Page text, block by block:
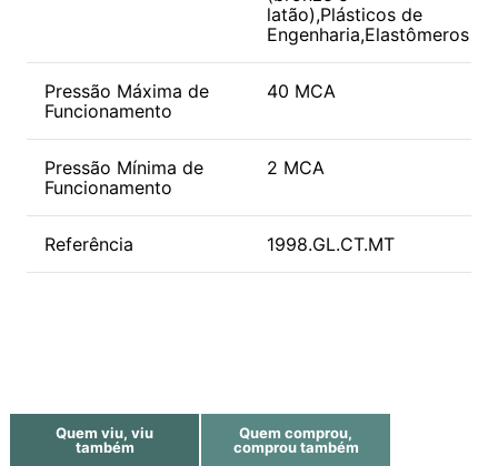
latão),Plásticos de
Engenharia,Elastômeros
Pressão Máxima de
Funcionamento
40 MCA
Pressão Mínima de
Funcionamento
2 MCA
Referência 1998.GL.CT.MT
Quem viu, viu
também
Quem comprou,
comprou também